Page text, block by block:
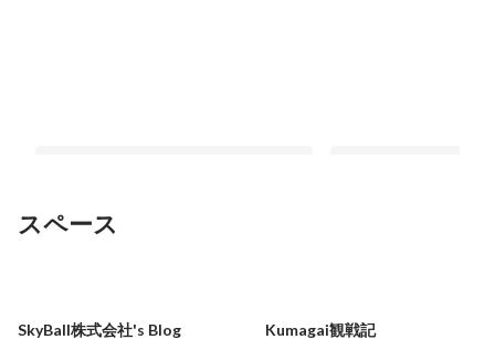
固定された投稿 最新順で表示
スペース
SkyBall株式会社's Blog Kumagai観戦記